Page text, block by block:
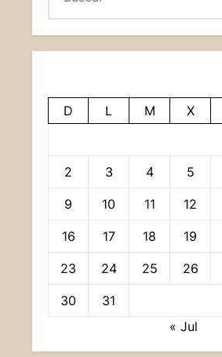
D L M X
2 3 4 5
9 10 11 12
16 17 18 19
23 24 25 26
30
31
« Jul